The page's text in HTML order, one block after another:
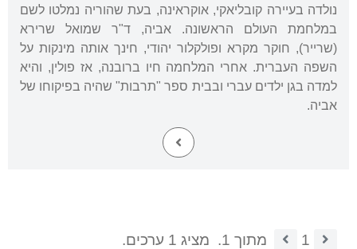
נולדה בעיירה קובליאקי, אוקראינה, בעת שהוריה נמלטו לשם
במלחמת העולם הראשונה. אביה, ד"ר שמואל שרירא
(שרייר), חוקר מקרא ופולקלור יהודי, חינך אותה מינקות על
השפה העברית. אחרי המלחמה חיו ברובנה, אז פולין, והיא
למדה בגן ילדים עברי ובבית ספר "תרבות" שהיה בפיקוחו של
אביה.
1 מתוך 1. מציג 1 ערכים.